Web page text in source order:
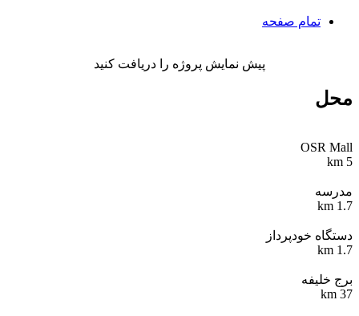
تمام صفحه
پیش نمایش پروژه را دریافت کنید
محل
OSR Mall
5 km
مدرسه
1.7 km
دستگاه خودپرداز
1.7 km
برج خلیفه
37 km